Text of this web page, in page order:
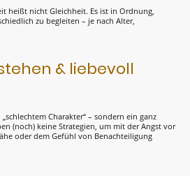
heißt nicht Gleichheit. Es ist in Ordnung,
zu begleiten – je nach Alter,
& liebevoll
Charakter“ – sondern ein ganz
(noch) keine Strategien, um mit der Angst vor
oder dem Gefühl von Benachteiligung